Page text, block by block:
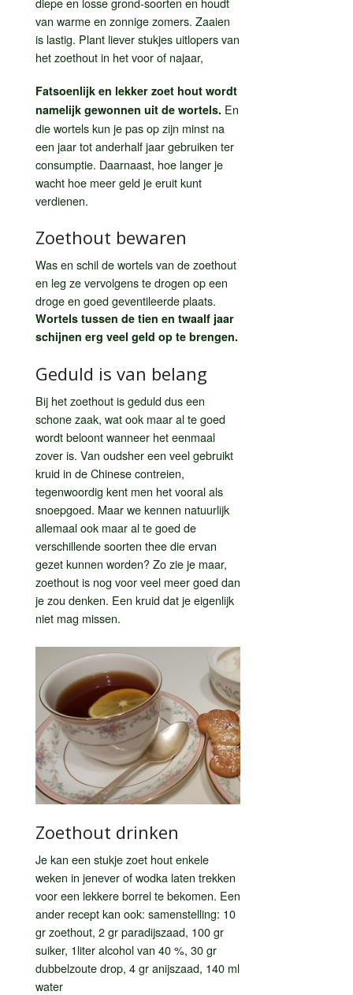
van warme en zonnige zomers. Zaaien
is lastig. Plant liever stukjes uitlopers van
het zoethout in het voor of najaar,
Fatsoenlijk en lekker zoet hout wordt
namelijk gewonnen uit de wortels. En
die wortels kun je pas op zijn minst na
een jaar tot anderhalf jaar gebruiken ter
consumptie. Daarnaast, hoe langer je
wacht hoe meer geld je eruit kunt
verdienen.
Zoethout bewaren
Was en schil de wortels van de zoethout
en leg ze vervolgens te drogen op een
droge en goed geventileerde plaats.
Wortels tussen de tien en twaalf jaar
schijnen erg veel geld op te brengen.
Geduld is van belang
Bij het zoethout is geduld dus een
schone zaak, wat ook maar al te goed
wordt beloont wanneer het eenmaal
zover is. Van oudsher een veel gebruikt
kruid in de Chinese contreien,
tegenwoordig kent men het vooral als
snoepgoed. Maar we kennen natuurlijk
allemaal ook maar al te goed de
verschillende soorten thee die ervan
gezet kunnen worden? Zo zie je maar,
zoethout is nog voor veel meer goed dan
je zou denken. Een kruid dat je eigenlijk
niet mag missen.
Zoethout drinken
Je kan een stukje zoet hout enkele
weken in jenever of wodka laten trekken
voor een lekkere borrel te bekomen. Een
ander recept kan ook: samenstelling: 10
gr zoethout, 2 gr paradijszaad, 100 gr
suiker, 1liter alcohol van 40 %, 30 gr
dubbelzoute drop, 4 gr anijszaad, 140 ml
water